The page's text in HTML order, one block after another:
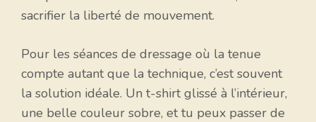
sacrifier la liberté de mouvement.
Pour les séances de dressage où la tenue
compte autant que la technique, c’est souvent
la solution idéale. Un t-shirt glissé à l’intérieur,
une belle couleur sobre, et tu peux passer de